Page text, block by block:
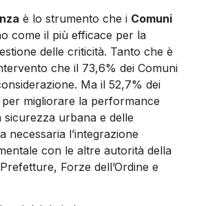
è lo strumento che i Comuni
come il più efficace per la
delle criticità. Tanto che è
che il 73,6% dei Comuni
Ma il 52,7% dei
migliorare la performance
sicurezza urbana e delle
necessaria l’integrazione
con le altre autorità della
Forze dell’Ordine e